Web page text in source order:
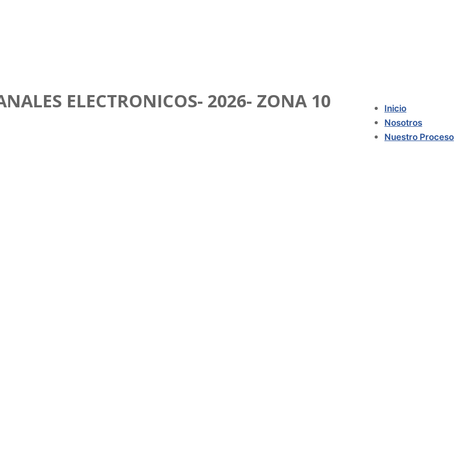
Inicio
Nosotros
Nuestro Proceso
ELECTRONICOS- 2026- ZONA 10